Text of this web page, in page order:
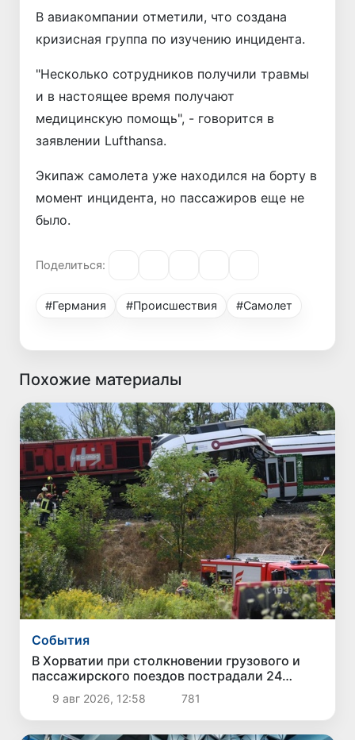
В авиакомпании отметили, что создана
кризисная группа по изучению инцидента.
"Несколько сотрудников получили травмы
и в настоящее время получают
медицинскую помощь", - говорится в
заявлении Lufthansa.
Экипаж самолета уже находился на борту в
момент инцидента, но пассажиров еще не
было.
Поделиться:
#Германия #Происшествия #Самолет
Похожие материалы
Cобытия
В Хорватии при столкновении грузового и
пассажирского поездов пострадали 24
человека
9 авг 2026, 12:58 781